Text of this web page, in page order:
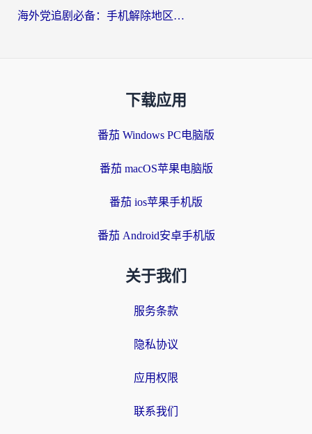
海外党追剧必备：手机解除地区限制app怎么选？解决央视视频&国内剧地区限制全指南
下载应用
番茄 Windows PC电脑版
番茄 macOS苹果电脑版
番茄 ios苹果手机版
番茄 Android安卓手机版
关于我们
服务条款
隐私协议
应用权限
联系我们